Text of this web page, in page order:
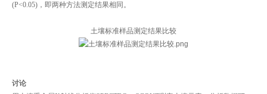
(P<0.05)，即两种方法测定结果相同。
土壤标准样品测定结果比较
讨论